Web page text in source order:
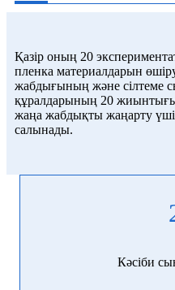
Қазір оның 20
пленка материалдарын
жабдығының және сілтеме
құралдарының 20 жиынтығы
жаңа жабдықты жаңарту
салынады.
Кәсіби